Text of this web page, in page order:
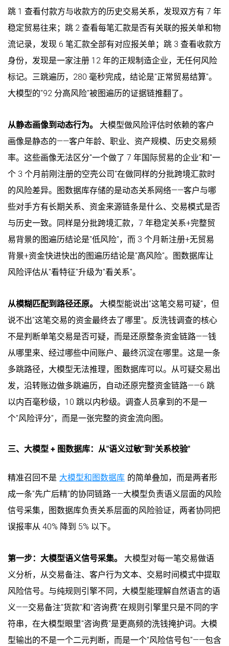
跳 1 查看付款方与收款方的历史交易关系，发现双方有 7 年
稳定贸易往来；跳 2 查看每笔汇款是否有关联的报关单和物
流记录，发现 6 笔汇款全部有对应报关单；跳 3 查看收款方
身份，发现是一家注册 12 年的正规制造企业，无任何风险
标记。三跳遍历，280 毫秒完成，结论是"正常贸易结算"。
大模型的"92 分高风险"被图遍历的证据链推翻了。
从静态画像到动态行为。
大模型做风险评估时依赖的客户
画像是静态的——客户年龄、职业、资产规模、历史交易频
率。这些画像无法区分"一个做了 7 年国际贸易的企业"和"一
个 3 个月前刚注册的空壳公司"在做同样的分批跨境汇款时
的风险差异。图数据库存储的是动态关系网络——客户与哪
些对手方有长期关系、资金来源链条是什么、交易模式是否
与历史一致。同样是分批跨境汇款，7 年稳定关系+完整贸
易背景的图遍历结论是"低风险"，而 3 个月新注册+无贸易
背景+资金快进快出的图遍历结论是"高风险"。图数据库让
风险评估从"看特征"升级为"看关系"。
从模糊匹配到路径还原。
大模型能说出"这笔交易可疑"，但
说不出"这笔交易的资金最终去了哪里"。反洗钱调查的核心
不是判断单笔交易是否可疑，而是还原整条资金链路——钱
从哪里来、经过哪些中间账户、最终沉淀在哪里。这是一条
多跳路径，大模型无法推理，图数据库可以。从可疑交易出
发，沿转账边做多跳遍历，自动还原完整资金链路——6 跳
以内百毫秒级，10 跳以内秒级。调查人员拿到的不是一
个"风险评分"，而是一张完整的资金流向图。
三、大模型 + 图数据库：从"语义过敏"到"关系校验"
精准召回不是 大模型和图数据库 的简单叠加，而是两者形
成一条"先广后精"的协同链路——大模型负责语义层面的风险
信号采集，图数据库负责关系层面的风险验证，两者协同把
误报率从 40% 降到 5% 以下。
第一步：大模型语义信号采集。
大模型对每一笔交易做语
义分析，从交易备注、客户行为文本、交易时间模式中提取
风险信号。与纯规则引擎不同，大模型能理解自然语言的语
义——交易备注"货款"和"咨询费"在规则引擎里只是不同的字
符串，在大模型眼里"咨询费"是更高频的洗钱掩护词。大模
型输出的不是一个二元判断，而是一个"风险信号包"——包含